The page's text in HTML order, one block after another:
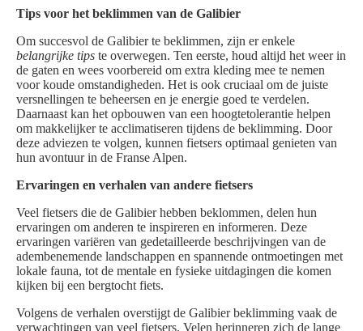
Tips voor het beklimmen van de Galibier
Om succesvol de Galibier te beklimmen, zijn er enkele
belangrijke tips te overwegen. Ten eerste, houd altijd het weer in
de gaten en wees voorbereid om extra kleding mee te nemen
voor koude omstandigheden. Het is ook cruciaal om de juiste
versnellingen te beheersen en je energie goed te verdelen.
Daarnaast kan het opbouwen van een hoogtetolerantie helpen
om makkelijker te acclimatiseren tijdens de beklimming. Door
deze adviezen te volgen, kunnen fietsers optimaal genieten van
hun avontuur in de Franse Alpen.
Ervaringen en verhalen van andere fietsers
Veel fietsers die de Galibier hebben beklommen, delen hun
ervaringen om anderen te inspireren en informeren. Deze
ervaringen variëren van gedetailleerde beschrijvingen van de
adembenemende landschappen en spannende ontmoetingen met
lokale fauna, tot de mentale en fysieke uitdagingen die komen
kijken bij een bergtocht fiets.
Volgens de verhalen overstijgt de Galibier beklimming vaak de
verwachtingen van veel fietsers. Velen herinneren zich de lange